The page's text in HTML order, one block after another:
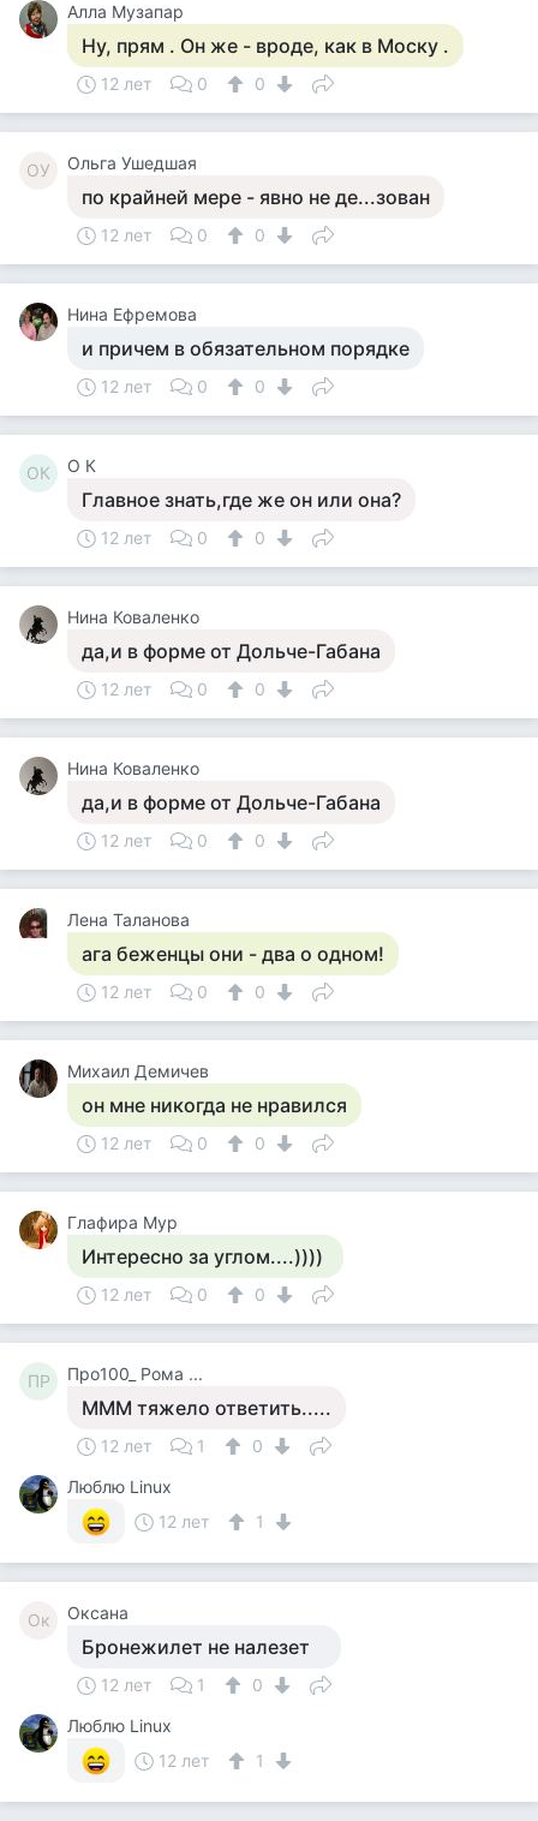
Алла Музапар
Ну, прям . Он же - вроде, как в Моску .
12 лет 0 0
ОУ Ольга Ушедшая
по крайней мере - явно не де...зован
12 лет 0 0
Нина Ефремова
и причем в обязательном порядке
12 лет 0 0
ОК О К
Главное знать,где же он или она?
12 лет 0 0
Нина Коваленко
да,и в форме от Дольче-Габана
12 лет 0 0
Нина Коваленко
да,и в форме от Дольче-Габана
12 лет 0 0
Лена Таланова
ага беженцы они - два о одном!
12 лет 0 0
Михаил Демичев
он мне никогда не нравился
12 лет 0 0
Глафира Мур
Интересно за углом....))))
12 лет 0 0
ПР Про100_ Рома ...
МММ тяжело ответить.....
12 лет 1
0
Люблю Linux
12 лет
1
Ок Оксана
Бронежилет не налезет
12 лет 1
0
Люблю Linux
12 лет
1